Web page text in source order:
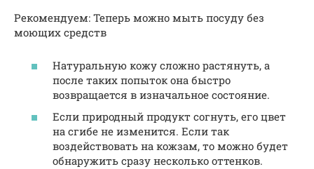
Рекомендуем: Теперь можно мыть посуду без
моющих средств
Натуральную кожу сложно растянуть, а
после таких попыток она быстро
возвращается в изначальное состояние.
Если природный продукт согнуть, его цвет
на сгибе не изменится. Если так
воздействовать на кожзам, то можно будет
обнаружить сразу несколько оттенков.